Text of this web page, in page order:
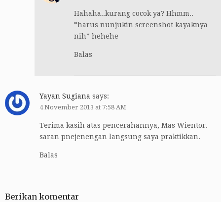
Hahaha..kurang cocok ya? Hhmm..
*harus nunjukin screenshot kayaknya
nih* hehehe
Balas
Yayan Sugiana says:
4 November 2013 at 7:58 AM
Terima kasih atas pencerahannya, Mas Wientor.
saran pnejenengan langsung saya praktikkan.
Balas
Berikan komentar